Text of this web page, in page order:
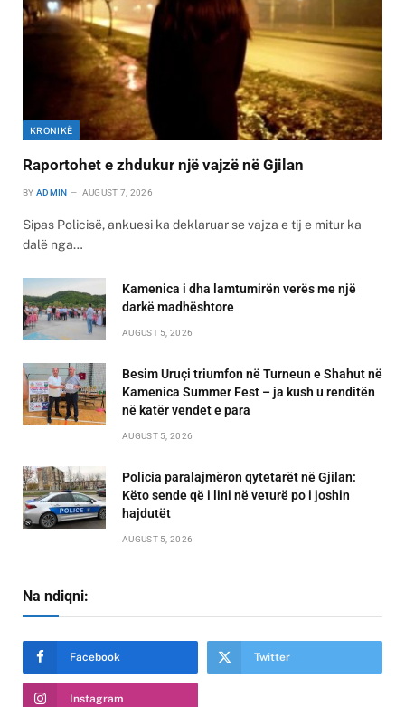
KRONIKË
Raportohet e zhdukur një vajzë në Gjilan
BY ADMIN AUGUST 7, 2026
Sipas Policisë, ankuesi ka deklaruar se vajza e tij e mitur ka
dalë nga…
Kamenica i dha lamtumirën verës me një
darkë madhështore
AUGUST 5, 2026
Besim Uruçi triumfon në Turneun e Shahut në
Kamenica Summer Fest – ja kush u renditën
në katër vendet e para
AUGUST 5, 2026
Policia paralajmëron qytetarët në Gjilan:
Këto sende që i lini në veturë po i joshin
hajdutët
AUGUST 5, 2026
Na ndiqni:
Facebook Twitter
Instagram